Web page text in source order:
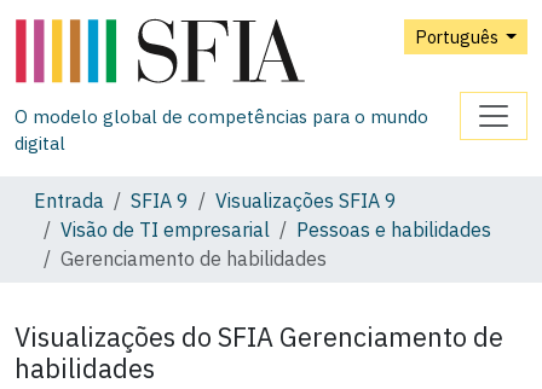
Português
O modelo global de competências para o mundo
digital
Entrada SFIA 9
Visualizações SFIA 9
Visão de TI empresarial
Pessoas e habilidades
Gerenciamento de habilidades
Visualizações do SFIA Gerenciamento de
habilidades